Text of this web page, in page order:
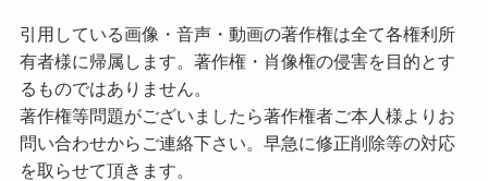
引用している画像・音声・動画の著作権は全て各権利所
有者様に帰属します。著作権・肖像権の侵害を目的とす
るものではありません。
著作権等問題がございましたら著作権者ご本人様よりお
問い合わせからご連絡下さい。早急に修正削除等の対応
を取らせて頂きます。